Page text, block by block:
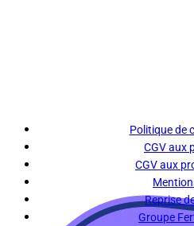
Politique de
CGV aux
CGV aux
Reprise
Groupe